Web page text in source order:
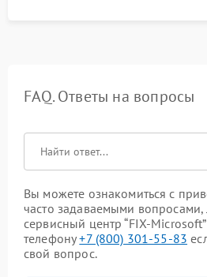
FAQ. Ответы на вопросы
Вы можете ознакомиться с
часто задаваемыми вопросами,
сервисный центр “FIX-
телефону+7 (800) 301-55-83
свой вопрос.